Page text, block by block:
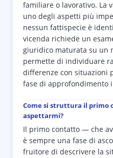
familiare o lavorativo. La
uno degli aspetti più
nessun fattispecie è
vicenda richiede un
giuridico maturata su un
permette di individuare
differenze con situazioni
fase di approfondimento
Come si struttura il primo
aspettarmi?
Il primo contatto — che
è sempre una fase di
fruitore di descrivere la